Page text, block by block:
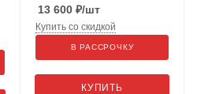
13 600 ₽/шт
КУПИТЬ
Купить со скидкой
В РАССРОЧКУ